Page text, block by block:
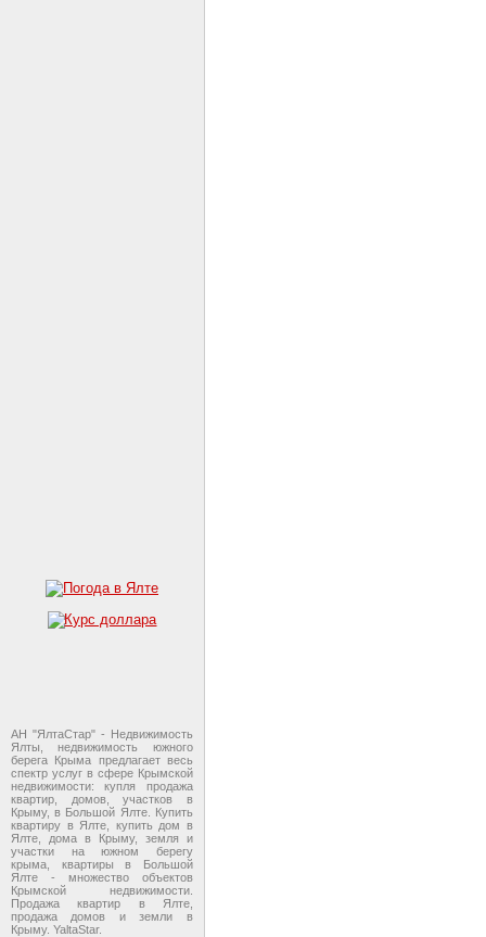
АН "ЯлтаСтар" - Недвижимость
Ялты, недвижимость южного
берега Крыма предлагает весь
спектр услуг в сфере Крымской
недвижимости: купля продажа
квартир, домов, участков в
Крыму, в Большой Ялте. Купить
квартиру в Ялте, купить дом в
Ялте, дома в Крыму, земля и
участки на южном берегу
крыма, квартиры в Большой
Ялте - множество объектов
Крымской недвижимости.
Продажа квартир в Ялте,
продажа домов и земли в
Крыму. YaltaStar.